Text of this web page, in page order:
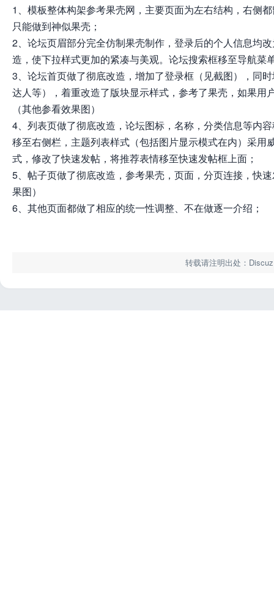
1、模板整体构架参考果壳网，主要页面为左右结构，右侧
只能做到神似果壳；
2、论坛页眉部分完全仿制果壳制作，登录后的个人信息均
造，使下拉样式更加的紧凑与美观。论坛搜索框移至导航菜
3、论坛首页做了彻底改造，增加了登录框（见截图），同
达人等），着重改造了版块显示样式，参考了果壳，如果
（其他参看效果图）
4、列表页做了彻底改造，论坛图标，名称，分类信息等内
移至右侧栏，主题列表样式（包括图片显示模式在内）采
式，修改了快速发帖，将推荐表情移至快速发帖框上面；
5、帖子页做了彻底改造，参考果壳，页面，分页连接，快
果图）
6、其他页面都做了相应的统一性调整、不在做逐一介绍；
转载请注明出处：